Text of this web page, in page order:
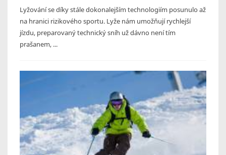
Lyžování se díky stále dokonalejším technologiím posunulo až
na hranici rizikového sportu. Lyže nám umožňují rychlejší
jízdu, preparovaný technický sníh už dávno není tím
prašanem, ...